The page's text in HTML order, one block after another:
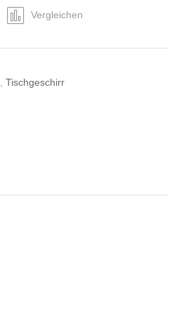
Vergleichen
,Tischgeschirr